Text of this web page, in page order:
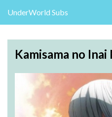
UnderWorld Subs
Kamisama no